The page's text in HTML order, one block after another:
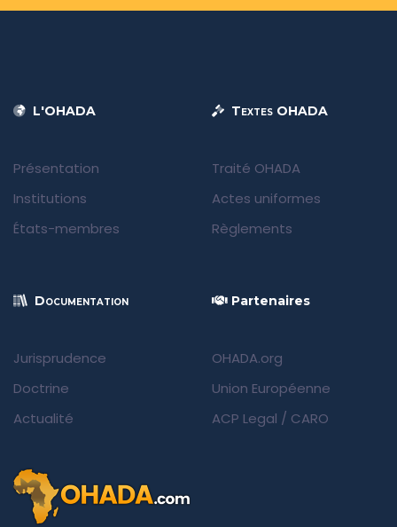
L'OHADA
Présentation
Institutions
États-membres
Textes OHADA
Traité OHADA
Actes uniformes
Règlements
Documentation
Jurisprudence
Doctrine
Actualité
Partenaires
OHADA.org
Union Européenne
ACP Legal / CARO